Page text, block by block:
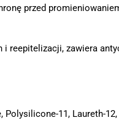
przed
reepitelizacji, zawiera
11, Laureth-